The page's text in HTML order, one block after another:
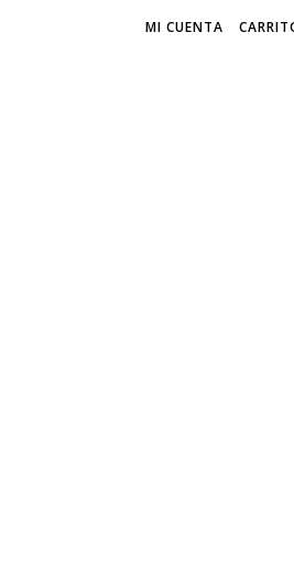
MI CUENTA